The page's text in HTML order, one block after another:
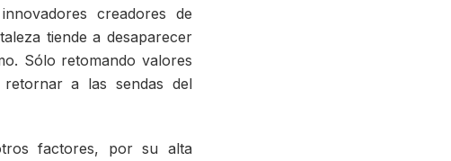
creadores de
tiende a desaparecer
Sólo retomando valores
a las sendas del
factores, por su alta